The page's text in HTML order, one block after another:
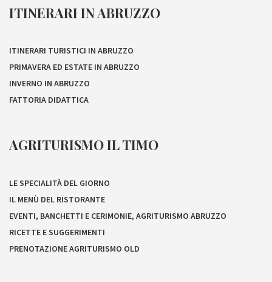
ITINERARI IN ABRUZZO
ITINERARI TURISTICI IN ABRUZZO
PRIMAVERA ED ESTATE IN ABRUZZO
INVERNO IN ABRUZZO
FATTORIA DIDATTICA
AGRITURISMO IL TIMO
LE SPECIALITÀ DEL GIORNO
IL MENÙ DEL RISTORANTE
EVENTI, BANCHETTI E CERIMONIE, AGRITURISMO ABRUZZO
RICETTE E SUGGERIMENTI
PRENOTAZIONE AGRITURISMO OLD